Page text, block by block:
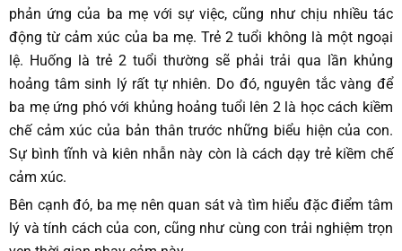
phản ứng của ba mẹ với sự việc, cũng như chịu nhiều tác
động từ cảm xúc của ba mẹ. Trẻ 2 tuổi không là một ngoại
lệ. Huống là trẻ 2 tuổi thường sẽ phải trải qua lần khủng
hoảng tâm sinh lý rất tự nhiên. Do đó, nguyên tắc vàng để
ba mẹ ứng phó với khủng hoảng tuổi lên 2 là học cách kiềm
chế cảm xúc của bản thân trước những biểu hiện của con.
Sự bình tĩnh và kiên nhẫn này còn là cách dạy trẻ kiềm chế
cảm xúc.
Bên cạnh đó, ba mẹ nên quan sát và tìm hiểu đặc điểm tâm
lý và tính cách của con, cũng như cùng con trải nghiệm trọn